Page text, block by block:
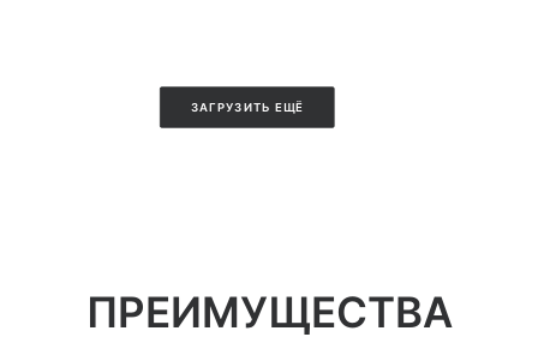
ЗАГРУЗИТЬ ЕЩЁ
ПРЕИМУЩЕСТВА